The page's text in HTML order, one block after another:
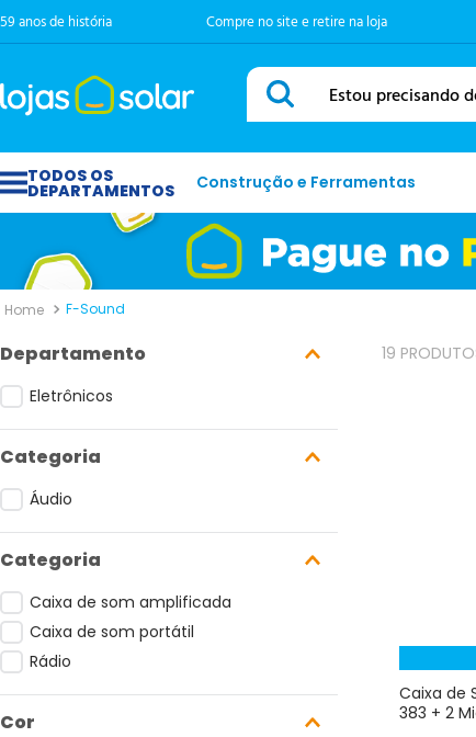
59 anos de história Compre no site e retire na loja
Estou precisando de...
Construção e Ferramentas
F-Sound
Departamento
Eletrônicos
Categoria
Áudio
Caixa de som amplificada
Caixa de som portátil
Rádio
Cor
19
Caixa de
383 + 2